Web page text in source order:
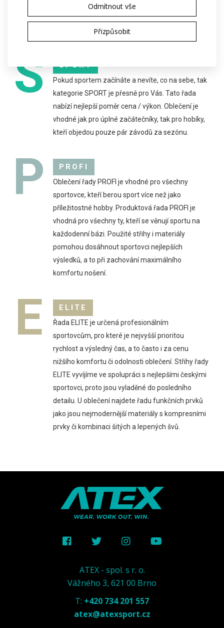
Odmítnout vše
Přizpůsobit
S SPORT
Pokud sportem začínáte a nevíte, co na sebe, tak
kategorie SPORT je přesně pro Vás. Tato řada
nabízí nejlepší poměr cena / výkon. Oblečení je
vhodné jak pro úplné začátečníky, tak pro hobíky,
kteří objedou pouze pár závodů za sezónu.
P PROFI
Oblečení řady PROFI je vhodné pro všechny
sportovce, kteří berou sport více než jako
příležitostné hobby. Produktová řada PROFI je
vhodná pro všechny ty, kteří se věnují sportu na
každodenní bázi. Použité střihy i materiály
pomohou dosáhnout sportovci nejlepších
výsledků, a to při zachování maximálního
komfortu nošení.
E ELITE
Řada ELITE je určená profesionálním
sportovcům, pro které je nejvyšší prioritou
rychlost a výsledný čas, a to často i za cenu
nižšího komfortu či odolnosti oblečení. Střihy řady
ELITE vyvíjíme ve spolupráci s nejlepšími českými
sportovci, proto jsou vyladěné do posledního
detailu. U oblečení najdete řadu funkčních prvků
jako jsou nejmodernější materiály s kompresními
prvky či kombinaci šitých a lepených švů.
ATEX - spol. s r. o.
Vážného 3, 621 00 Brno
T: +420 734 201 557
atex@atexsport.cz